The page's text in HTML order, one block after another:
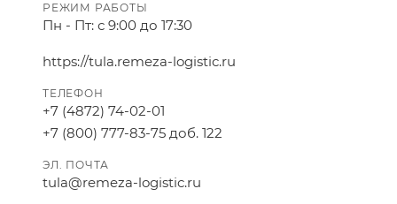
РЕЖИМ РАБОТЫ
Пн - Пт: с 9:00 до 17:30
https://tula.remeza-logistic.ru
ТЕЛЕФОН
+7 (4872) 74-02-01
+7 (800) 777-83-75 доб. 122
ЭЛ. ПОЧТА
tula@remeza-logistic.ru